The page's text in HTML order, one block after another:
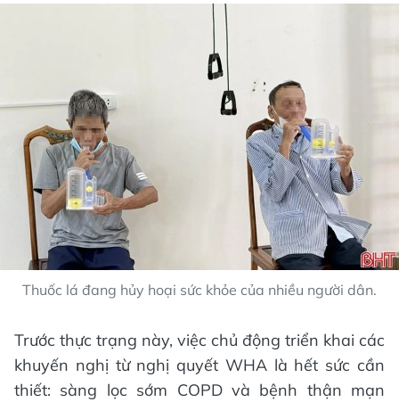
Thuốc lá đang hủy hoại sức khỏe của nhiều người dân.
Trước thực trạng này, việc chủ động triển khai các
khuyến nghị từ nghị quyết WHA là hết sức cần
thiết: sàng lọc sớm COPD và bệnh thận mạn